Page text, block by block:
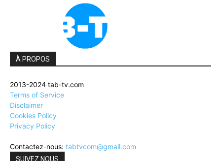
À PROPOS
2013-2024 tab-tv.com
Terms of Service
Disclaimer
Cookies Policy
Privacy Policy
Contactez-nous: tabtvcom@gmail.com
SUIVEZ NOUS